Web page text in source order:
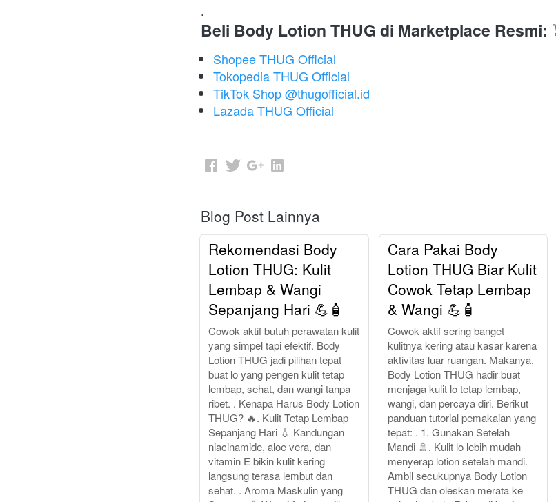
.
Beli Body Lotion THUG di Marketplace Resmi:
Shopee THUG Official
Tokopedia THUG Official
TikTok Shop @thugofficial.id
Lazada THUG Official
Blog Post Lainnya
Rekomendasi Body
Lotion THUG: Kulit
Lembap & Wangi
Sepanjang Hari 💪🧴
Cowok aktif butuh perawatan kulit
yang simpel tapi efektif. Body
Lotion THUG jadi pilihan tepat
buat lo yang pengen kulit tetap
lembap, sehat, dan wangi tanpa
ribet. . Kenapa Harus Body Lotion
THUG? 🔥. Kulit Tetap Lembap
Sepanjang Hari 💧 Kandungan
niacinamide, aloe vera, dan
vitamin E bikin kulit kering
langsung terasa lembut dan
sehat. . Aroma Maskulin yang
Cara Pakai Body
Lotion THUG Biar Kulit
Cowok Tetap Lembap
& Wangi 💪🧴
Cowok aktif sering banget
kulitnya kering atau kasar karena
aktivitas luar ruangan. Makanya,
Body Lotion THUG hadir buat
menjaga kulit lo tetap lembap,
wangi, dan percaya diri. Berikut
panduan tutorial pemakaian yang
tepat: . 1. Gunakan Setelah
Mandi 🚿. Kulit lo lebih mudah
menyerap lotion setelah mandi.
Ambil secukupnya Body Lotion
THUG dan oleskan merata ke